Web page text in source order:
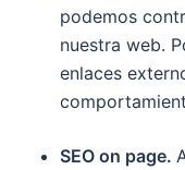
podemos
nuestra web.
enlaces
SEO on page.